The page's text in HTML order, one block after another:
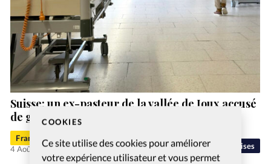
COOKIES
Ce site utilise des cookies pour améliorer
votre expérience utilisateur et vous permet
Eglises
Suisse: un ex-pasteur de la vallée de Joux accusé
de gestes déplacés
Francis-George Sarpédon
4 Août 2026